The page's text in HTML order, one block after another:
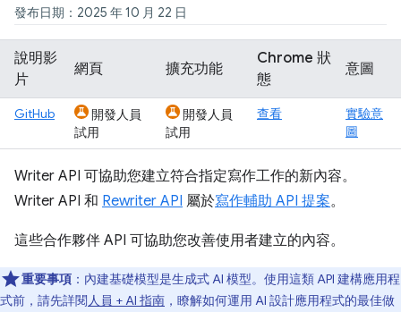
發布日期：2025 年 10 月 22 日
說明影
片
網頁 擴充功能
Chrome 狀
態
意圖
GitHub
開發人員
試用
開發人員
試用
查看
實驗意
圖
Writer API 可協助您建立符合指定寫作工作的新內容。
Writer API 和 Rewriter API 屬於寫作輔助 API 提案。
這些合作夥伴 API 可協助您改善使用者建立的內容。
重要事項 ：內建基礎模型是生成式 AI 模型。使用這類 API 建構應用程
式前，請先詳閱人員 + AI 指南 ，瞭解如何運用 AI 設計應用程式的最佳做